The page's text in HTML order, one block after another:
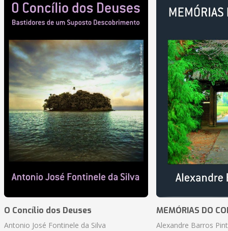
O Concílio dos Deuses
Antonio José Fontinele da Silva
MEMÓRIAS DO
Alexandre Barros